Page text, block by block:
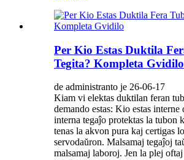
Per Kio Estas Duktila
Tegita? Kompleta Gvidilo
de administranto je 26-06-17
Kiam vi elektas duktilan feran
demando estas: Kio estas interne
interna tegaĵo protektas la tubon
tenas la akvon pura kaj certigas
servodaŭron. Malsamaj tegaĵoj
malsamaj laboroj. Jen la plej